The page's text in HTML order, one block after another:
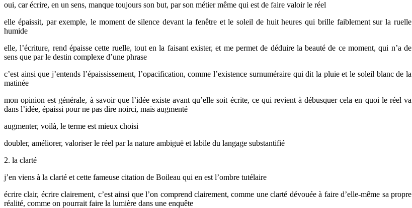
oui, car écrire, en un sens, manque toujours son but, par son métier même qui est de faire valoir le réel
elle épaissit, par exemple, le moment de silence devant la fenêtre et le soleil de huit heures qui brille faiblement sur la ruelle
humide
elle, l’écriture, rend épaisse cette ruelle, tout en la faisant exister, et me permet de déduire la beauté de ce moment, qui n’a de
sens que par le destin complexe d’une phrase
c’est ainsi que j’entends l’épaississement, l’opacification, comme l’existence surnuméraire qui dit la pluie et le soleil blanc de la
matinée
mon opinion est générale, à savoir que l’idée existe avant qu’elle soit écrite, ce qui revient à débusquer cela en quoi le réel va
dans l’idée, épaissi pour ne pas dire noirci, mais augmenté
augmenter, voilà, le terme est mieux choisi
doubler, améliorer, valoriser le réel par la nature ambiguë et labile du langage substantifié
2. la clarté
j’en viens à la clarté et cette fameuse citation de Boileau qui en est l’ombre tutélaire
écrire clair, écrire clairement, c’est ainsi que l’on comprend clairement, comme une clarté dévouée à faire d’elle-même sa propre
réalité, comme on pourrait faire la lumière dans une enquête